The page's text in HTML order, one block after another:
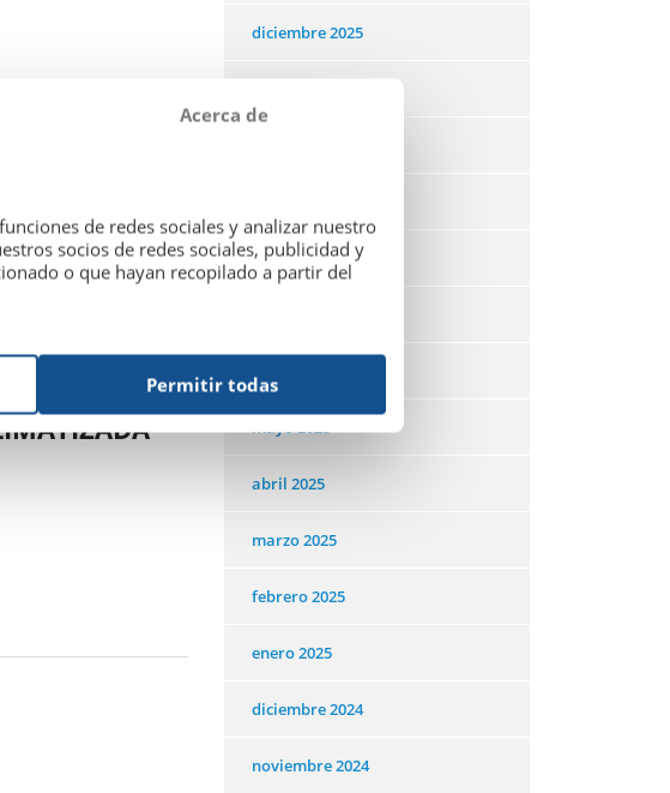
diciembre 2025
agosto 2025
mayo 2025
abril 2025
marzo 2025
febrero 2025
enero 2025
diciembre 2024
noviembre 2024
Acerca de
de redes sociales y analizar nuestro
socios de redes sociales, publicidad y
o que hayan recopilado a partir del
Permitir todas